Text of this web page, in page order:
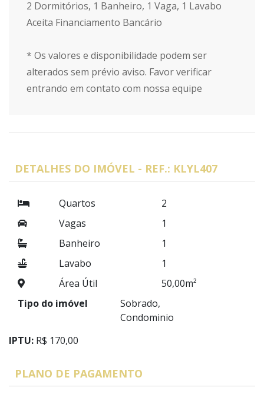
2 Dormitórios, 1 Banheiro, 1 Vaga, 1 Lavabo
Aceita Financiamento Bancário
* Os valores e disponibilidade podem ser
alterados sem prévio aviso. Favor verificar
entrando em contato com nossa equipe
DETALHES DO IMÓVEL - REF.: KLYL407
Quartos
2
Vagas
1
Banheiro
1
Lavabo
1
Área Útil
50,00m²
Tipo do imóvel
Sobrado,
Condominio
IPTU: R$ 170,00
PLANO DE PAGAMENTO